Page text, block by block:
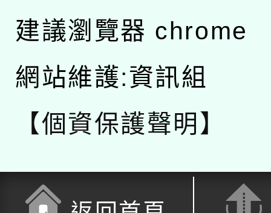
建議瀏覽器 chrome
網站維護:資訊組
【個資保護聲明】